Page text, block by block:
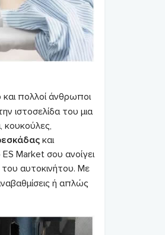
πολλοί άνθρωποι
ιστοσελίδα του μια
κουκούλες,
και
Market σου ανοίγει
του αυτοκινήτου. Με
ή απλώς